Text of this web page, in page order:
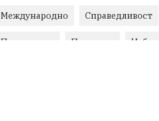
Международно Справедливост
Правосъдие Протести Избори